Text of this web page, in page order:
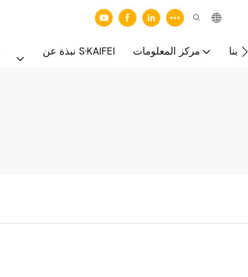
نبذة عن S·KAIFEI مركز المعلومات بنا